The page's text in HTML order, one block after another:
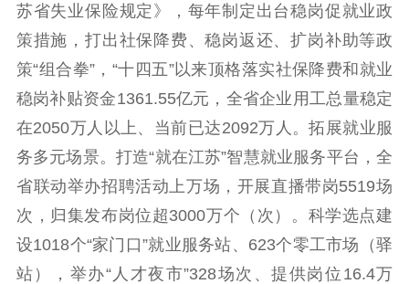
社会宣传
思想政治教育 爱国主义教育
全民国防教育
红色资源保护利
用
新闻出版
精品出版 全民阅读
出版监管
扫黄打非
电影工作
苏省失业保险规定》，每年制定出台稳岗促就业政
策措施，打出社保降费、稳岗返还、扩岗补助等政
策“组合拳”，“十四五”以来顶格落实社保降费和就业
稳岗补贴资金1361.55亿元，全省企业用工总量稳定
在2050万人以上、当前已达2092万人。拓展就业服
务多元场景。打造“就在江苏”智慧就业服务平台，全
省联动举办招聘活动上万场，开展直播带岗5519场
次，归集发布岗位超3000万个（次）。科学选点建
设1018个“家门口”就业服务站、623个零工市场（驿
站），举办“人才夜市”328场次、提供岗位16.4万